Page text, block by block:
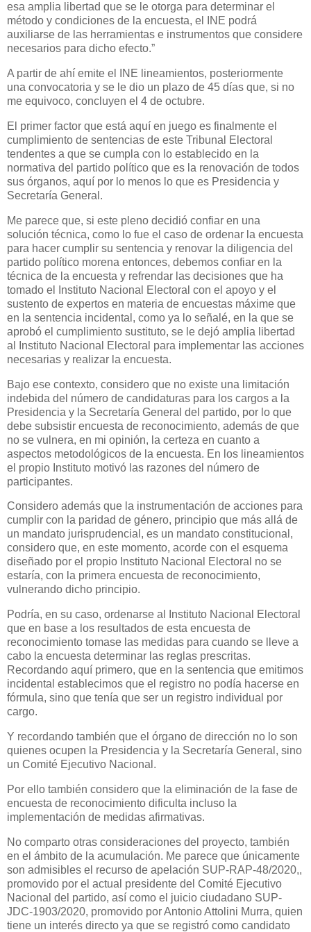
esa amplia libertad que se le otorga para determinar el
método y condiciones de la encuesta, el INE podrá
auxiliarse de las herramientas e instrumentos que considere
necesarios para dicho efecto.”
A partir de ahí emite el INE lineamientos, posteriormente
una convocatoria y se le dio un plazo de 45 días que, si no
me equivoco, concluyen el 4 de octubre.
El primer factor que está aquí en juego es finalmente el
cumplimiento de sentencias de este Tribunal Electoral
tendentes a que se cumpla con lo establecido en la
normativa del partido político que es la renovación de todos
sus órganos, aquí por lo menos lo que es Presidencia y
Secretaría General.
Me parece que, si este pleno decidió confiar en una
solución técnica, como lo fue el caso de ordenar la encuesta
para hacer cumplir su sentencia y renovar la diligencia del
partido político morena entonces, debemos confiar en la
técnica de la encuesta y refrendar las decisiones que ha
tomado el Instituto Nacional Electoral con el apoyo y el
sustento de expertos en materia de encuestas máxime que
en la sentencia incidental, como ya lo señalé, en la que se
aprobó el cumplimiento sustituto, se le dejó amplia libertad
al Instituto Nacional Electoral para implementar las acciones
necesarias y realizar la encuesta.
Bajo ese contexto, considero que no existe una limitación
indebida del número de candidaturas para los cargos a la
Presidencia y la Secretaría General del partido, por lo que
debe subsistir encuesta de reconocimiento, además de que
no se vulnera, en mi opinión, la certeza en cuanto a
aspectos metodológicos de la encuesta. En los lineamientos
el propio Instituto motivó las razones del número de
participantes.
Considero además que la instrumentación de acciones para
cumplir con la paridad de género, principio que más allá de
un mandato jurisprudencial, es un mandato constitucional,
considero que, en este momento, acorde con el esquema
diseñado por el propio Instituto Nacional Electoral no se
estaría, con la primera encuesta de reconocimiento,
vulnerando dicho principio.
Podría, en su caso, ordenarse al Instituto Nacional Electoral
que en base a los resultados de esta encuesta de
reconocimiento tomase las medidas para cuando se lleve a
cabo la encuesta determinar las reglas prescritas.
Recordando aquí primero, que en la sentencia que emitimos
incidental establecimos que el registro no podía hacerse en
fórmula, sino que tenía que ser un registro individual por
cargo.
Y recordando también que el órgano de dirección no lo son
quienes ocupen la Presidencia y la Secretaría General, sino
un Comité Ejecutivo Nacional.
Por ello también considero que la eliminación de la fase de
encuesta de reconocimiento dificulta incluso la
implementación de medidas afirmativas.
No comparto otras consideraciones del proyecto, también
en el ámbito de la acumulación. Me parece que únicamente
son admisibles el recurso de apelación SUP-RAP-48/2020,,
promovido por el actual presidente del Comité Ejecutivo
Nacional del partido, así como el juicio ciudadano SUP-
JDC-1903/2020, promovido por Antonio Attolini Murra, quien
tiene un interés directo ya que se registró como candidato